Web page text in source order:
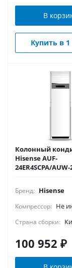
В
Купить в
Колонный
Hisense AUF-
24ER4SCPA/AUW-
Бренд: Hisense
Компрессор: Не
Страна сборки:
100 952 ₽